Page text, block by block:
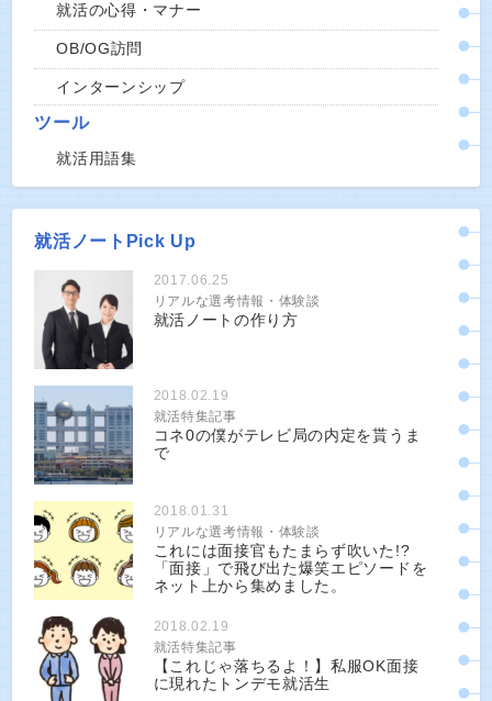
就活の心得・マナー
OB/OG訪問
インターンシップ
ツール
就活用語集
就活ノートPick Up
2017.06.25
リアルな選考情報・体験談
就活ノートの作り方
2018.02.19
就活特集記事
コネ0の僕がテレビ局の内定を貰うま
で
2018.01.31
リアルな選考情報・体験談
これには面接官もたまらず吹いた!?
「面接」で飛び出た爆笑エピソードを
ネット上から集めました。
2018.02.19
就活特集記事
【これじゃ落ちるよ！】私服OK面接
に現れたトンデモ就活生